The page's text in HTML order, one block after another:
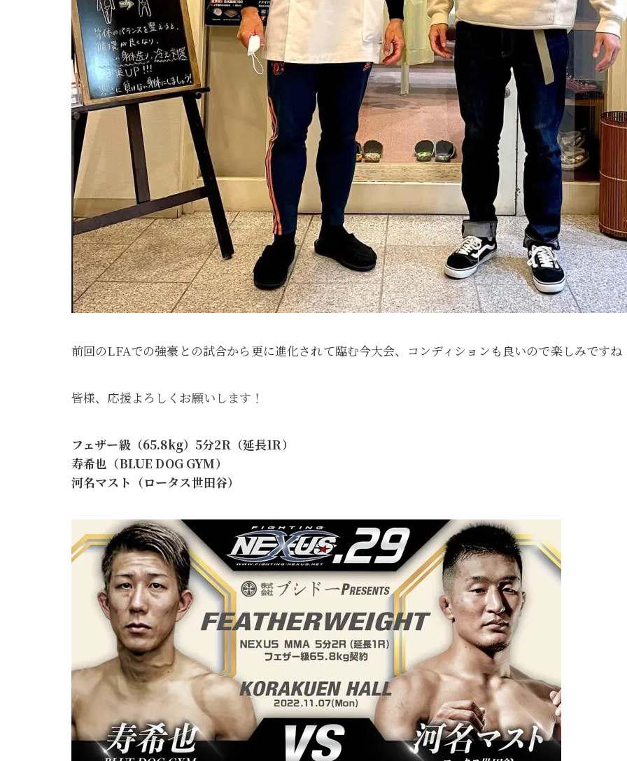
前回のLFAでの強豪との試合から更に進化されて臨む今大会、コンディションも良いので楽しみですね
皆様、応援よろしくお願いします！
フェザー級（65.8kg）5分2R（延長1R）
寿希也（BLUE DOG GYM）
河名マスト（ロータス世田谷）